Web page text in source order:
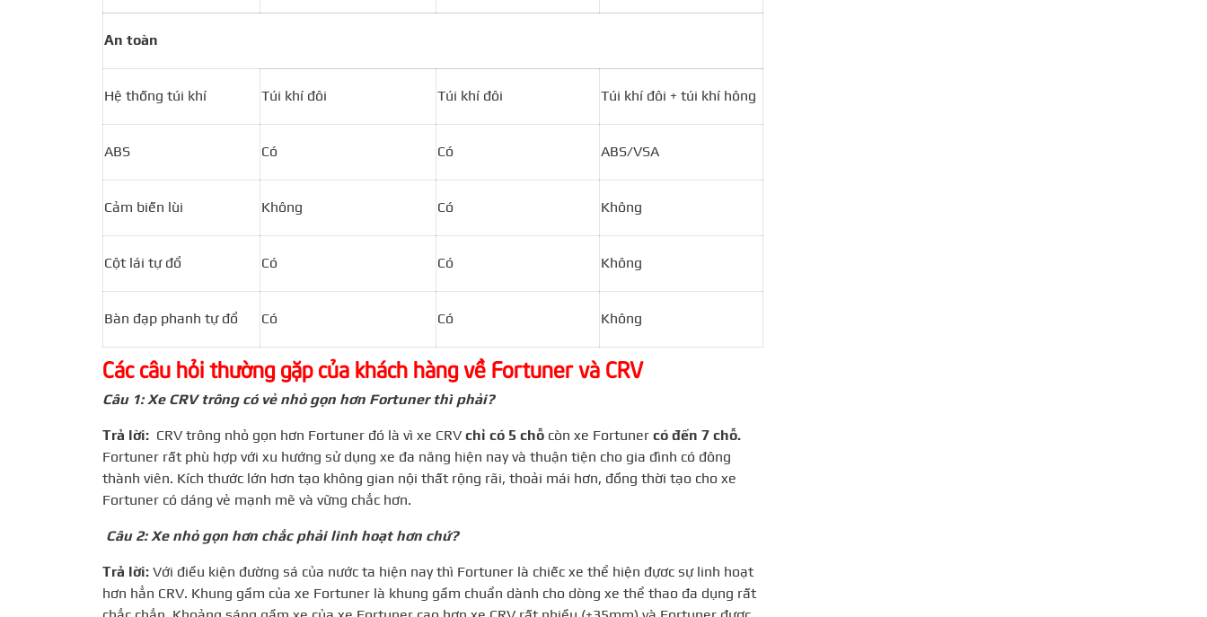
An toàn
Hệ thống túi khí Túi khí đôi Túi khí đôi Túi khí đôi + túi khí hông
ABS Có Có ABS/VSA
Cảm biến lùi Không Có Không
Cột lái tự đổ Có Có Không
Bàn đạp phanh tự đổ Có Có Không
Các câu hỏi thường gặp của khách hàng về Fortuner và CRV
Câu 1: Xe CRV trông có vẻ nhỏ gọn hơn Fortuner thì phải?
Trả lời: CRV trông nhỏ gọn hơn Fortuner đó là vì xe CRV chỉ có 5 chỗ còn xe Fortuner có đến 7 chỗ.
Fortuner rất phù hợp với xu hướng sử dụng xe đa năng hiện nay và thuận tiện cho gia đình có đông
thành viên. Kích thước lớn hơn tạo không gian nội thất rộng rãi, thoải mái hơn, đồng thời tạo cho xe
Fortuner có dáng vẻ mạnh mẽ và vững chắc hơn.
Câu 2: Xe nhỏ gọn hơn chắc phải linh hoạt hơn chứ?
Trả lời: Với điều kiện đường sá của nước ta hiện nay thì Fortuner là chiếc xe thể hiện đựơc sự linh hoạt
hơn hẳn CRV. Khung gầm của xe Fortuner là khung gầm chuẩn dành cho dòng xe thể thao đa dụng rất